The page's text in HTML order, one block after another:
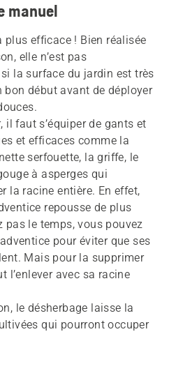
manuel
plus efficace ! Bien réalisée
elle n’est pas
la surface du jardin est très
bon début avant de déployer
il faut s’équiper de gants et
et efficaces comme la
serfouette, la griffe, le
à asperges qui
la racine entière. En effet,
repousse de plus
pas le temps, vous pouvez
pour éviter que ses
Mais pour la supprimer
l’enlever avec sa racine
le désherbage laisse la
qui pourront occuper